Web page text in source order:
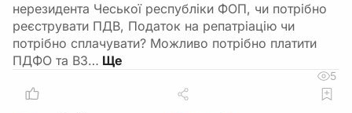
нерезидента Чеської республіки ФОП, чи потрібно
реєструвати ПДВ, Податок на репатріацію чи
потрібно сплачувати? Можливо потрібно платити
ПДФО та ВЗ…
5